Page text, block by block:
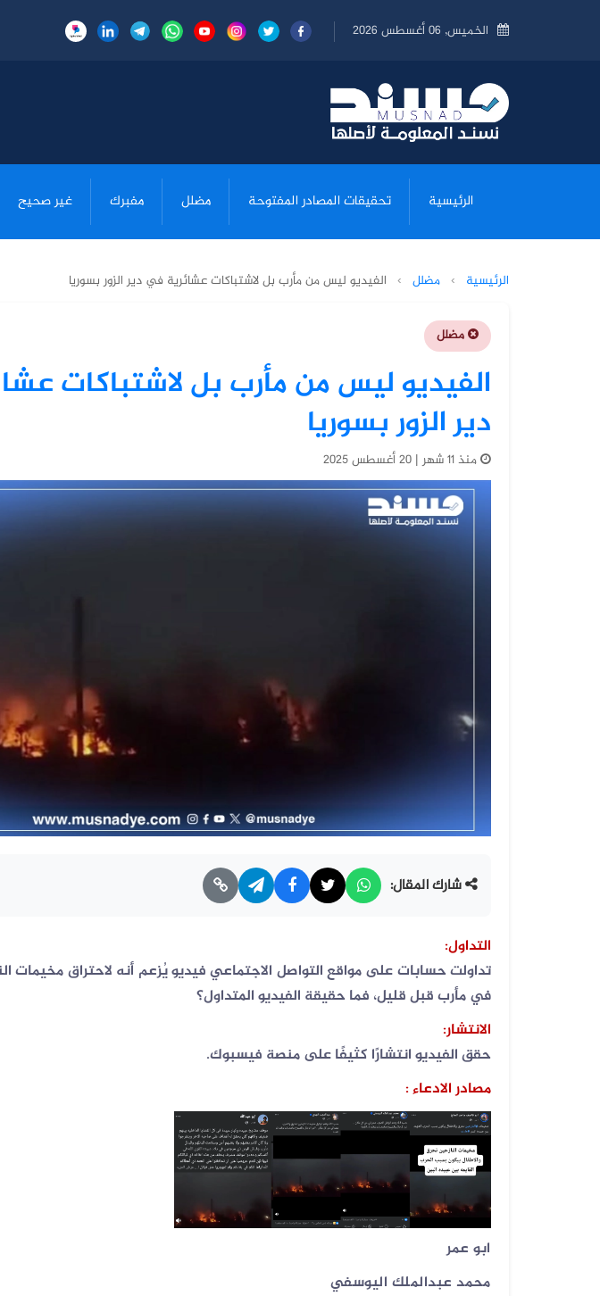
الخميس, 06 أغسطس 2026
الرئيسية تحقيقات المصادر المفتوحة مضلل مفبرك غير صحيح
الرئيسية › مضلل › الفيديو ليس من مأرب بل لاشتباكات عشائرية في دير الزور بسوريا
مضلل
الفيديو ليس من مأرب بل لاشتباكات
دير الزور بسوريا
منذ 11 شهر | 20 أغسطس 2025
شارك المقال:
التداول:
تداولت حسابات على مواقع التواصل الاجتماعي فيديو يُزعم أنه لاحتراق مخيمات
في مأرب قبل قليل، فما حقيقة الفيديو المتداول؟
الانتشار:
حقق الفيديو انتشارًا كثيفًا على منصة فيسبوك.
مصادر الادعاء:
ابو عمر
محمد عبدالملك اليوسفي